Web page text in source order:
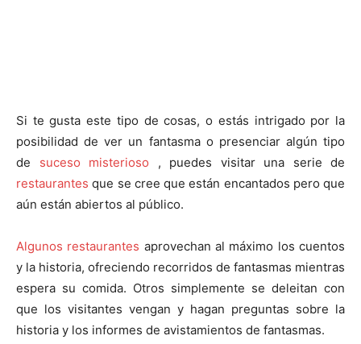
Si te gusta este tipo de cosas, o estás intrigado por la
posibilidad de ver un fantasma o presenciar algún tipo
de suceso misterioso , puedes visitar una serie de
restaurantes que se cree que están encantados pero que
aún están abiertos al público.
Algunos restaurantes aprovechan al máximo los cuentos
y la historia, ofreciendo recorridos de fantasmas mientras
espera su comida. Otros simplemente se deleitan con
que los visitantes vengan y hagan preguntas sobre la
historia y los informes de avistamientos de fantasmas.